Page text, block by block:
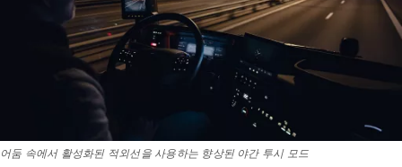
어둠 속에서 활성화된 적외선을 사용하는 향상된 야간 투시 모드